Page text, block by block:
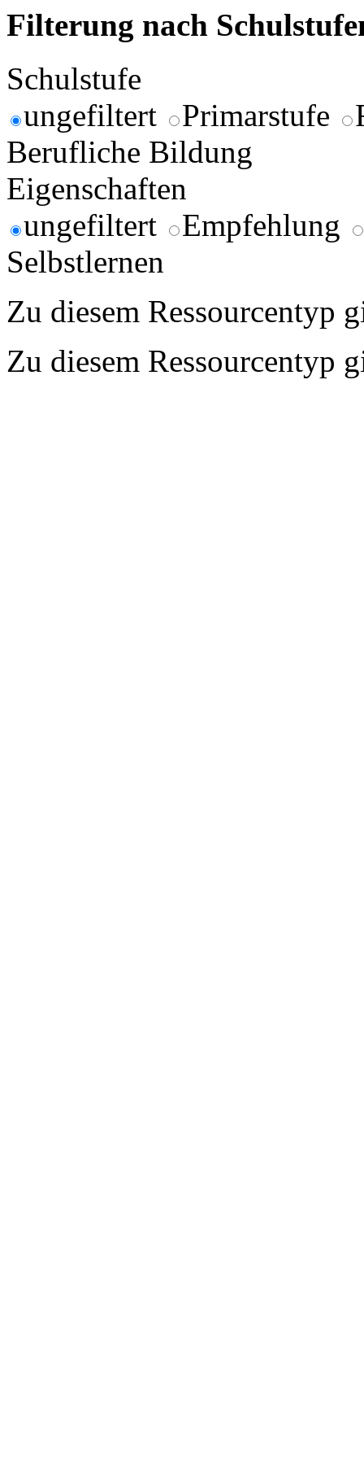
Filterung nach
Schulstufe
ungefiltert
Primarstufe
Berufliche Bildung
Eigenschaften
ungefiltert
Empfehlung
Selbstlernen
Zu diesem Ressourcentyp
Zu diesem Ressourcentyp